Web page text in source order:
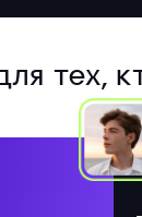
тех,